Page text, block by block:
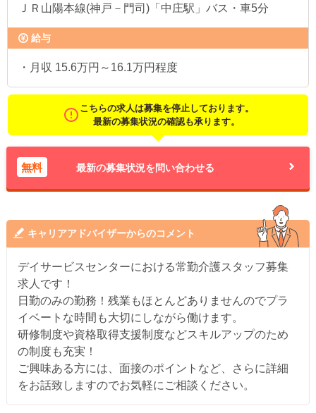
ＪＲ山陽本線(神戸－門司)「中庄駅」バス・車5分
給与
・月収 15.6万円～16.1万円程度
こちらの求人は募集を停止しております。
最新の募集状況の確認も承ります。
無料 最新の募集状況を問い合わせる
キャリアアドバイザーからのコメント
デイサービスセンターにおける常勤介護スタッフ募集
求人です！
日勤のみの勤務！残業もほとんどありませんのでプラ
イベートな時間も大切にしながら働けます。
研修制度や資格取得支援制度などスキルアップのため
の制度も充実！
ご興味ある方には、面接のポイントなど、さらに詳細
をお話致しますのでお気軽にご相談ください。